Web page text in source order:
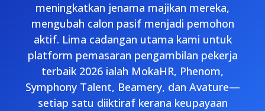
meningkatkan jenama majikan mereka,
mengubah calon pasif menjadi pemohon
aktif. Lima cadangan utama kami untuk
platform pemasaran pengambilan pekerja
terbaik 2026 ialah MokaHR, Phenom,
Symphony Talent, Beamery, dan Avature—
setiap satu diiktiraf kerana keupayaan